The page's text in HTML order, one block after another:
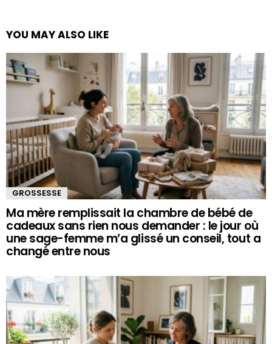
YOU MAY ALSO LIKE
GROSSESSE
Ma mère remplissait la chambre de bébé de
cadeaux sans rien nous demander : le jour où
une sage-femme m’a glissé un conseil, tout a
changé entre nous